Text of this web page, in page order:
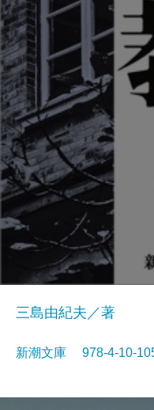
三島由紀夫／著
新潮文庫 978-4-10-